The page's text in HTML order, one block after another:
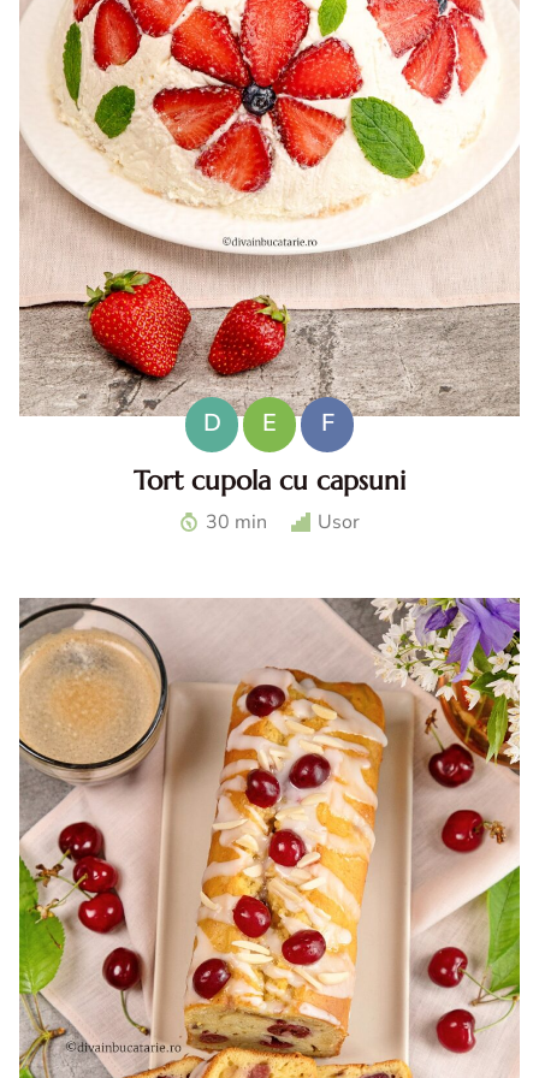
D E
F
Tort cupola cu capsuni
Tort cupola cu capsuni. Tort fara coacere cu capsuni. Tort
cu mascarpone si capsuni. Reteta tort cupola. Tort cu
30 min Usor